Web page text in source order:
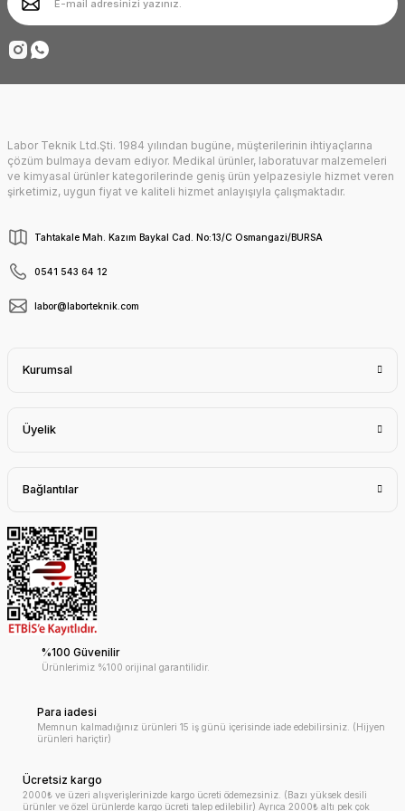
Bu ürüne benzer farklı alternatifler olmalı.
Gönder
Deneyimini Paylaş
Labor Teknik Ltd.Şti. 1984 yılından bugüne, müşterilerinin ihtiyaçlarına
çözüm bulmaya devam ediyor. Medikal ürünler, laboratuvar malzemeleri
ve kimyasal ürünler kategorilerinde geniş ürün yelpazesiyle hizmet veren
şirketimiz, uygun fiyat ve kaliteli hizmet anlayışıyla çalışmaktadır.
Tahtakale Mah. Kazım Baykal Cad. No:13/C Osmangazi/BURSA
0541 543 64 12
labor@laborteknik.com
Kurumsal
Üyelik
Bağlantılar
%100 Güvenilir
Ürünlerimiz %100 orijinal garantilidir.
Para iadesi
Memnun kalmadığınız ürünleri 15 iş günü içerisinde iade edebilirsiniz. (Hijyen
ürünleri hariçtir)
Ücretsiz kargo
2000₺ ve üzeri alışverişlerinizde kargo ücreti ödemezsiniz. (Bazı yüksek desili
ürünler ve özel ürünlerde kargo ücreti talep edilebilir) Ayrıca 2000₺ altı pek çok